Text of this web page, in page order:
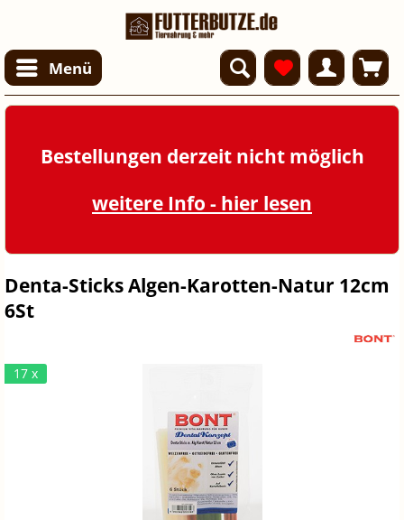
Menü
Bestellungen derzeit nicht möglich
weitere Info - hier lesen
Denta-Sticks Algen-Karotten-Natur 12cm
6St
17 x